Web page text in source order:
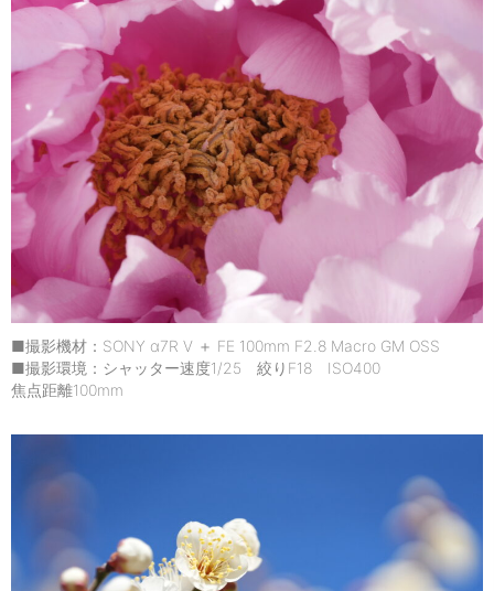
■撮影機材：SONY α7R V ＋ FE 100mm F2.8 Macro GM OSS
■撮影環境：シャッター速度1/25 絞りF18 ISO400
焦点距離100mm